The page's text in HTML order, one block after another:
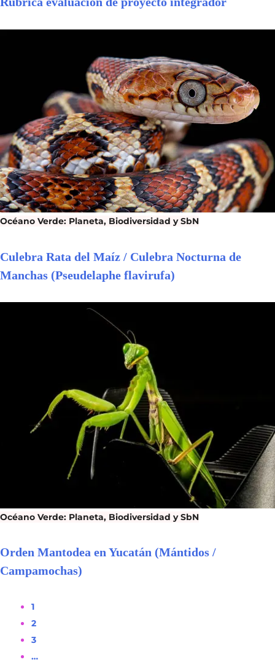
Océano Verde: Planeta, Biodiversidad y SbN
Culebra Rata del Maíz / Culebra Nocturna de
Manchas (Pseudelaphe flavirufa)
Océano Verde: Planeta, Biodiversidad y SbN
Orden Mantodea en Yucatán (Mántidos /
Campamochas)
1
2
3
…